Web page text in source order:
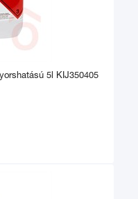
5l KIJ350405